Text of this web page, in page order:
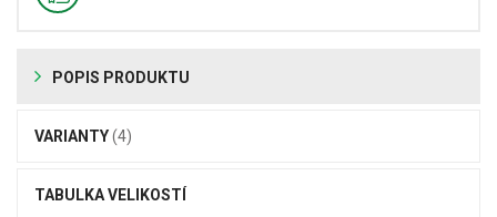
POPIS PRODUKTU
VARIANTY(4)
TABULKA VELIKOSTÍ